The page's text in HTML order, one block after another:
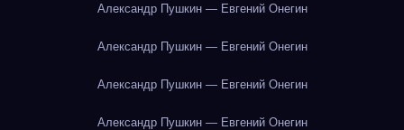
Александр Пушкин — Евгений Онегин
Александр Пушкин — Евгений Онегин
Александр Пушкин — Евгений Онегин
Александр Пушкин — Евгений Онегин